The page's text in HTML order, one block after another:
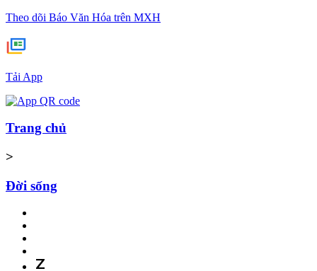
Theo dõi Báo Văn Hóa trên MXH
Tải App
Trang chủ
>
Đời sống